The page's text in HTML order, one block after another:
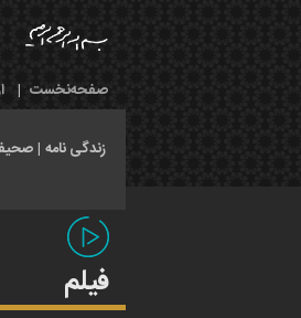
صفحه‌نخست |
زندگی نامه |
فیلم